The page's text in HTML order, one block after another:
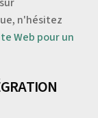
n'hésitez
Web pour un